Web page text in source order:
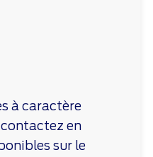
à caractère
en
sur le